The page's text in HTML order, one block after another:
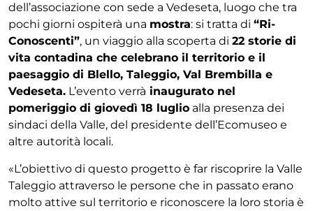
dell’associazione con sede a Vedeseta, luogo che tra
pochi giorni ospiterà una mostra: si tratta di “Ri-
Conoscenti”, un viaggio alla scoperta di 22 storie di
vita contadina che celebrano il territorio e il
paesaggio di Blello, Taleggio, Val Brembilla e
Vedeseta. L’evento verrà inaugurato nel
pomeriggio di giovedì 18 luglio alla presenza dei
sindaci della Valle, del presidente dell’Ecomuseo e
altre autorità locali.
«L’obiettivo di questo progetto è far riscoprire la Valle
Taleggio attraverso le persone che in passato erano
molto attive sul territorio e riconoscere la loro storia è